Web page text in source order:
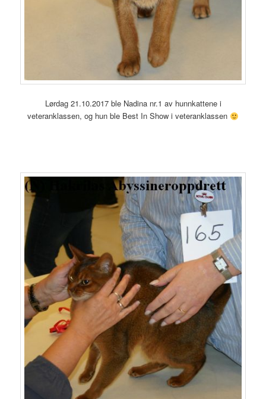
Lørdag 21.10.2017 ble Nadina nr.1 av hunnkattene i
veteranklassen, og hun ble Best In Show i veteranklassen